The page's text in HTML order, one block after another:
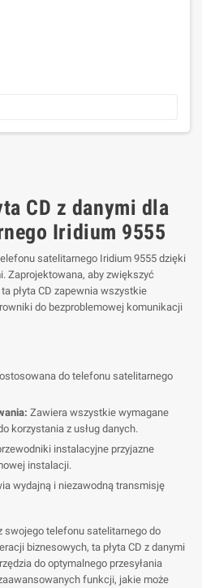
CD z danymi dla
Iridium 9555
satelitarnego Iridium 9555 dzięki
Zaprojektowana, aby zwiększyć
płyta CD zapewnia wszystkie
do bezproblemowej komunikacji
do telefonu satelitarnego
Zawiera wszystkie wymagane
korzystania z usług danych.
instalacyjne przyjazne
instalacji.
wydajną i niezawodną transmisję
swojego telefonu satelitarnego do
biznesowych, ta płyta CD z danymi
do optymalnego przesyłania
funkcji, jakie może